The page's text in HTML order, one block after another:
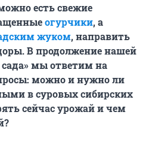
есть свежие
огурчики, а
жуком, направить
В продолжение нашей
мы ответим на
можно и нужно ли
в суровых сибирских
сейчас урожай и чем